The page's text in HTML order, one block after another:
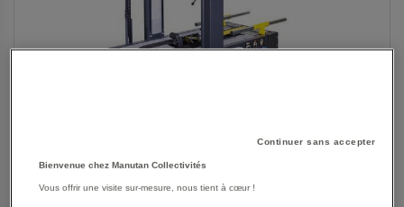
Continuer sans accepter
Bienvenue chez Manutan Collectivités
Vous offrir une visite sur-mesure, nous tient à cœur !